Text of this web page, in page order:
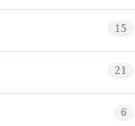
15
21
6